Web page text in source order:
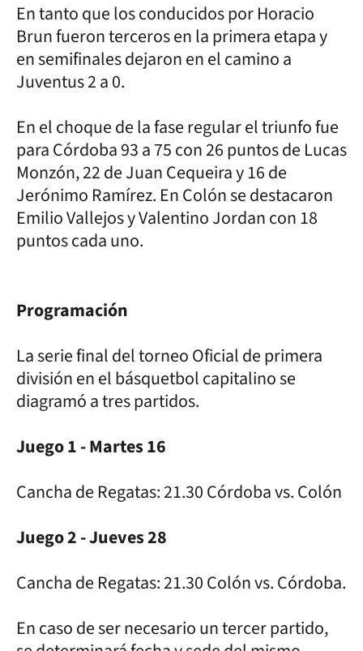
En tanto que los conducidos por Horacio
Brun fueron terceros en la primera etapa y
en semifinales dejaron en el camino a
Juventus 2 a 0.
En el choque de la fase regular el triunfo fue
para Córdoba 93 a 75 con 26 puntos de Lucas
Monzón, 22 de Juan Cequeira y 16 de
Jerónimo Ramírez. En Colón se destacaron
Emilio Vallejos y Valentino Jordan con 18
puntos cada uno.
Programación
La serie final del torneo Oficial de primera
división en el básquetbol capitalino se
diagramó a tres partidos.
Juego 1 - Martes 16
Cancha de Regatas: 21.30 Córdoba vs. Colón
Juego 2 - Jueves 28
Cancha de Regatas: 21.30 Colón vs. Córdoba.
En caso de ser necesario un tercer partido,